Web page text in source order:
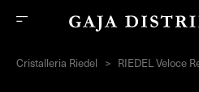
Cristalleria Riedel > RIEDEL Veloce